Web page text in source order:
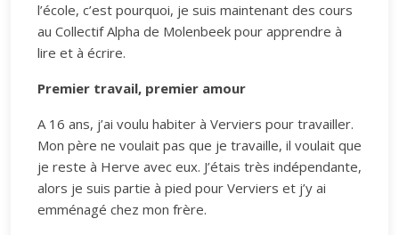
l’école, c’est pourquoi, je suis maintenant des cours
au Collectif Alpha de Molenbeek pour apprendre à
lire et à écrire.
Premier travail, premier amour
A 16 ans, j’ai voulu habiter à Verviers pour travailler.
Mon père ne voulait pas que je travaille, il voulait que
je reste à Herve avec eux. J’étais très indépendante,
alors je suis partie à pied pour Verviers et j’y ai
emménagé chez mon frère.